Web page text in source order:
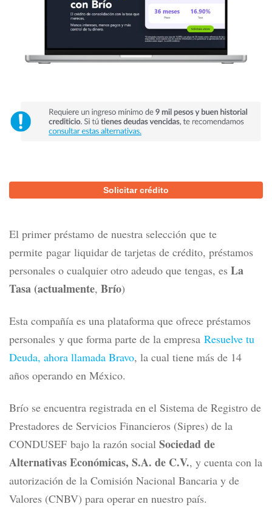
Solicitar crédito
El primer préstamo de nuestra selección que te
permite pagar liquidar de tarjetas de crédito, préstamos
personales o cualquier otro adeudo que tengas, es La
Tasa (actualmente, Brío)
Esta compañía es una plataforma que ofrece préstamos
personales y que forma parte de la empresa Resuelve tu
Deuda, ahora llamada Bravo, la cual tiene más de 14
años operando en México.
Brío se encuentra registrada en el Sistema de Registro de
Prestadores de Servicios Financieros (Sipres) de la
CONDUSEF bajo la razón social Sociedad de
Alternativas Económicas, S.A. de C.V., y cuenta con la
autorización de la Comisión Nacional Bancaria y de
Valores (CNBV) para operar en nuestro país.